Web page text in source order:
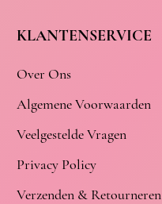
KLANTENSERVICE
Over Ons
Algemene Voorwaarden
Veelgestelde Vragen
Privacy Policy
Verzenden & Retourneren